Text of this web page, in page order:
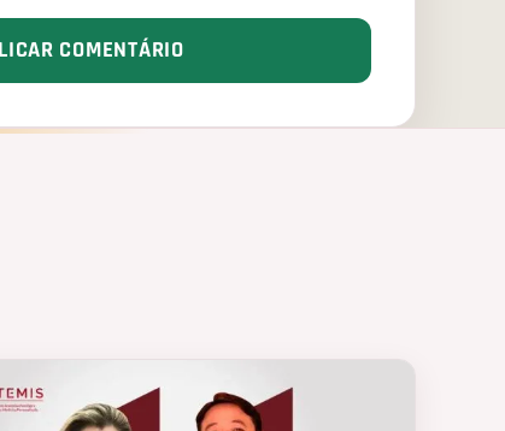
COMENTÁRIO